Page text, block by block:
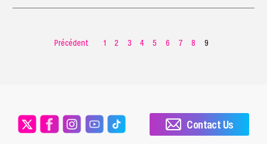
Précédent 1 2 3 4 5 6 7 8 9
Contact Us